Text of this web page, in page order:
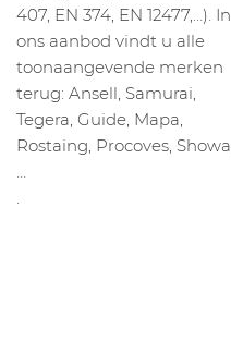
407, EN 374, EN 12477,…). In
ons aanbod vindt u alle
toonaangevende merken
terug: Ansell, Samurai,
Tegera, Guide, Mapa,
Rostaing, Procoves, Showa,